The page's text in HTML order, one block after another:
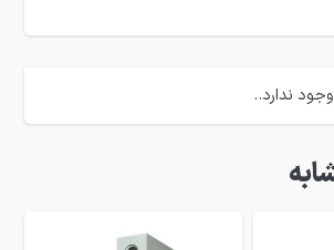
ندارد..